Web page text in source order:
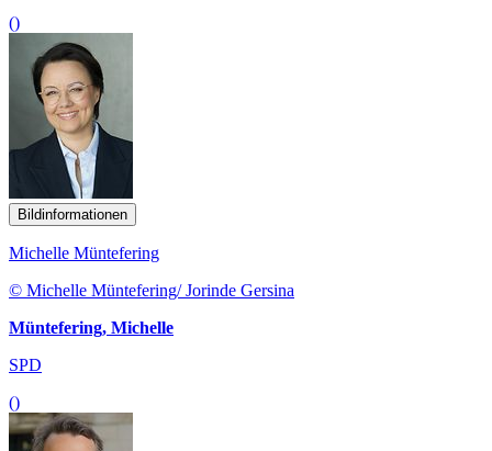
()
Bildinformationen
Michelle Müntefering
© Michelle Müntefering/ Jorinde Gersina
Müntefering, Michelle
SPD
()